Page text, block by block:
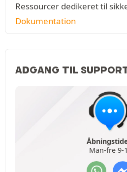
Ressourcer dedikeret til
Dokumentation
ADGANG TIL
Man-fre 9-